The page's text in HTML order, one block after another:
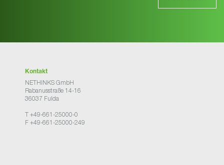
Kontakt
NETHINKS GmbH
Rabanusstraße 14-16
36037 Fulda
T +49-661-25000-0
F +49-661-25000-249